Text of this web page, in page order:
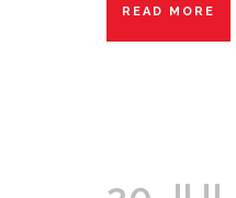
READ MORE